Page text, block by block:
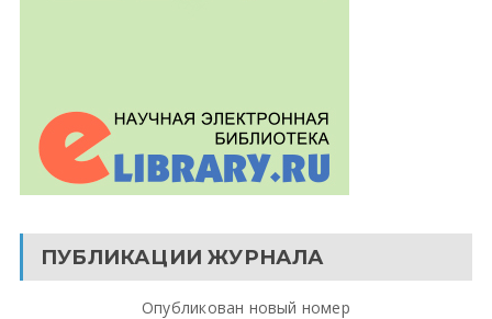
ПУБЛИКАЦИИ ЖУРНАЛА
Опубликован новый номер